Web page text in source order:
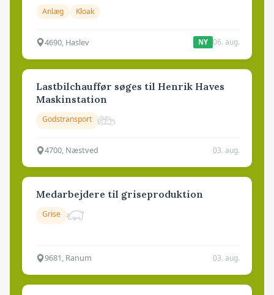
Anlæg Kloak
4690, Haslev NY 06. aug.
Lastbilchauffør søges til Henrik Haves
Maskinstation
Godstransport
4700, Næstved 03. aug.
Medarbejdere til griseproduktion
Grise
9681, Ranum 03. aug.